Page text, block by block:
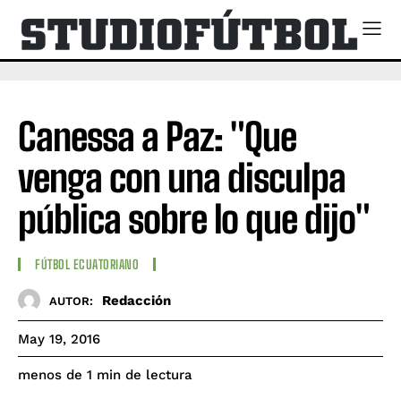
Canessa a Paz: "Que
venga con una disculpa
pública sobre lo que dijo"
FÚTBOL ECUATORIANO
AUTOR: Redacción
May 19, 2016
menos de 1 min de lectura